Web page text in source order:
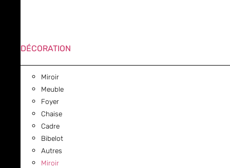
DÉCORATION
Miroir
Meuble
Foyer
Chaise
Cadre
Bibelot
Autres
Miroir